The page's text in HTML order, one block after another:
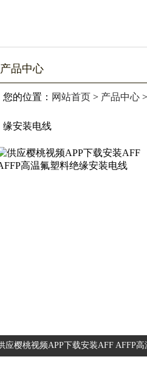
产品中心
您的位置： 网站首页 > 产品中心
缘安装电线
应樱桃视频APP下载安装AFF AFFP高